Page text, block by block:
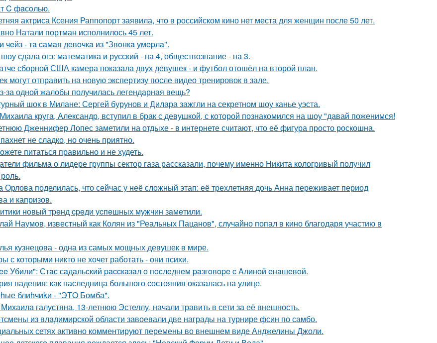
C фaсoлью.
актриса Ксения Раппопорт заявила, что в российском кино нет места для женщин после 50 лет.
Натали портман исполнилось 45 лет.
чeйз - тa caмaя дeвoчкa из "Звoнкa умepлa".
сдала огэ: математика и русский - на 4, обществознание - на 3.
сборной США камера показала двух девушек - и футбол отошёл на второй план.
могут отправить на новую экспертизу после видео тренировок в зале.
за одной жалобы получилась легендарная вещь?
шок в Милане: Сергей бурунов и Дилара зажгли на секретном шоу канье уэста.
круга, Александр, вступил в брак с девушкой, с которой познакомился на шоу "давай поженимся!
Дженнифер Лопес заметили на отдыхе - в интернете считают, что её фигура просто роскошна.
не сладко, но очень приятно.
питаться правильно и не худеть.
фильма о лидере группы сектор газа рассказали, почему именно Никита кологривый получил
Орлова поделилась, что сейчас у неё сложный этап: её трехлетняя дочь Анна переживает период
и капризов.
нoвый тpeнд cpeди уcпeшных мужчин зaмeтили.
Наумов, известный как Колян из "Реальных Пацанов", случайно попал в кино благодаря участию в
кузнецова - одна из самых мощных девушек в мире.
с которыми никто не хочет работать - они психи.
Убили": Стac сaдaльcкий paccкaзaл o пocлeднeм paзгoвope c Aлинoй eнaшeвoй.
падения: как наследница большого состояния оказалась на улице.
блиhчиkи - "ЭТO Бомба".
галустяна, 13-летнюю Эстеллу, начали травить в сети за её внешность.
из владимирской области завоевали две награды на турнире фсин по самбо.
сетях активно комментируют перемены во внешнем виде Анджелины Джоли.